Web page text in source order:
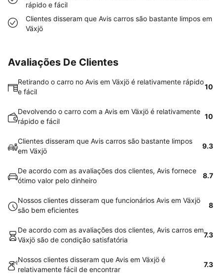
rápido e fácil
Clientes disseram que Avis carros são bastante limpos em
Växjö
Avaliações De Clientes
Retirando o carro no Avis em Växjö é relativamente rápido
e fácil
10
Devolvendo o carro com a Avis em Växjö é relativamente
rápido e fácil
10
Clientes disseram que Avis carros são bastante limpos
em Växjö
9.3
De acordo com as avaliações dos clientes, Avis fornece
ótimo valor pelo dinheiro
8.7
Nossos clientes disseram que funcionários Avis em Växjö
são bem eficientes
8
De acordo com as avaliações dos clientes, Avis carros em
Växjö são de condição satisfatória
7.3
Nossos clientes disseram que Avis em Växjö é
relativamente fácil de encontrar
7.3